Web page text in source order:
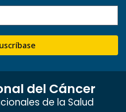
del Cáncer
de la Salud